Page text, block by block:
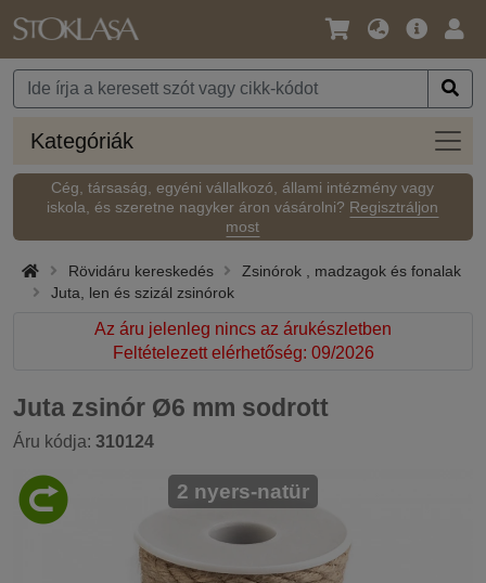
Nyelv
Pénznem
Fő
Kategóriák
Cég, társaság, egyéni vállalkozó, állami intézmény vagy
iskola, és szeretne nagyker áron vásárolni? Regisztráljon
most
Rövidáru kereskedés
Zsinórok , madzagok és fonalak
Juta, len és szizál zsinórok
Az áru jelenleg nincs az árukészletben
Feltételezett elérhetőség: 09/2026
Juta zsinór Ø6 mm sodrott
Áru kódja: 310124
2 nyers-natür